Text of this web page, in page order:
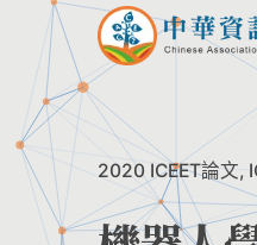
content
2020 ICEET論文